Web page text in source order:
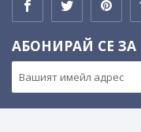
АБОНИРАЙ СЕ